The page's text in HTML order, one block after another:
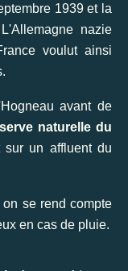
1939 et la
nazie
voulut ainsi
avant de
naturelle du
un affluent du
se rend compte
en cas de pluie.